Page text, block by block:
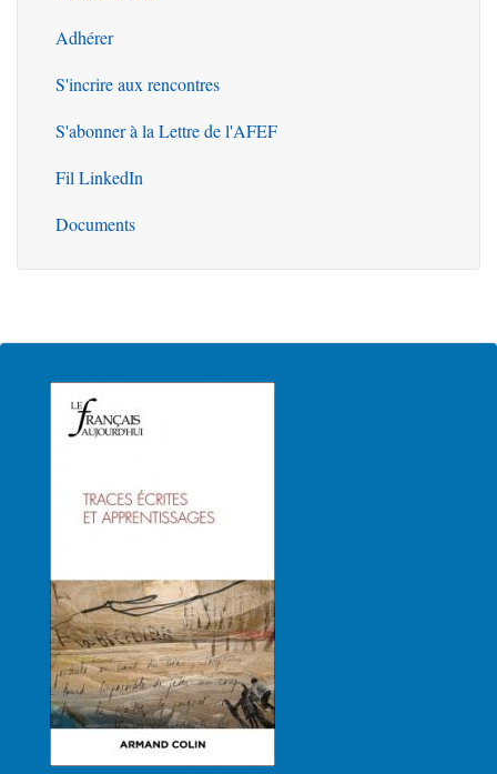
Outils
Adhérer
S'incrire aux rencontres
S'abonner à la Lettre de l'AFEF
Fil LinkedIn
Documents